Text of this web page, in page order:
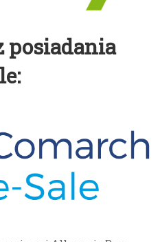
posiadania